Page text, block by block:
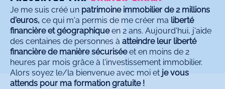
Je me suis créé un patrimoine immobilier de 2 millions
d'euros, ce qui m'a permis de me créer ma liberté
financière et géographiqueen 2 ans. Aujourd'hui, j'aide
des centaines de personnes à atteindre leur liberté
financière de manière sécuriséeet en moins de 2
heures par mois grâce à l'investissement immobilier.
Alors soyez le/la bienvenue avec moi et je vous
attends pour ma formation gratuite !